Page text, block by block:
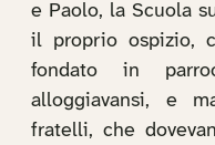
e Paolo, la Scuola
il proprio ospizio,
fondato in
alloggiavansi, e
fratelli, che